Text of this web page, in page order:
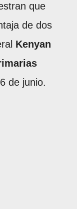
que
de dos
Kenyan
de junio.